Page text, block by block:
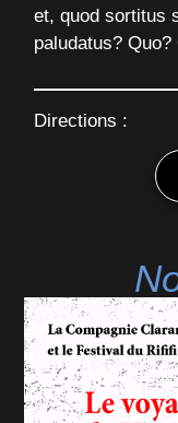
et, quod sortitus
paludatus?
Directions :